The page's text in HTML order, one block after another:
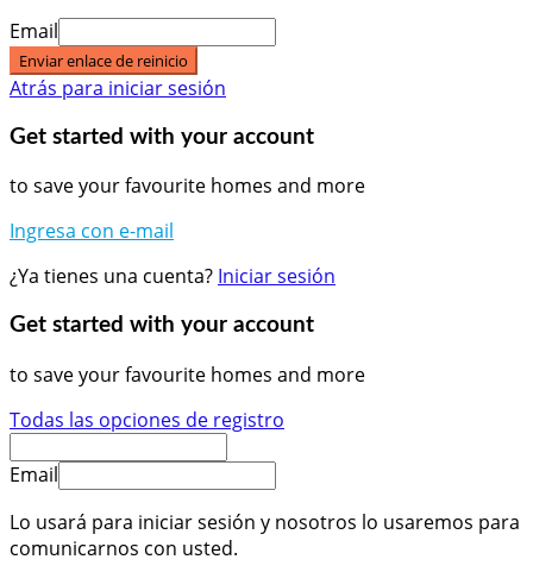
Email
Enviar enlace de reinicio
Atrás para iniciar sesión
Get started with your account
to save your favourite homes and more
Ingresa con e-mail
¿Ya tienes una cuenta? Iniciar sesión
Get started with your account
to save your favourite homes and more
Todas las opciones de registro
Email
Lo usará para iniciar sesión y nosotros lo usaremos para
comunicarnos con usted.